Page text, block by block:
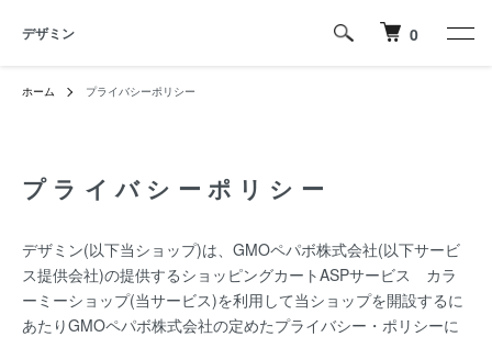
デザミン 0
ホーム プライバシーポリシー
プライバシーポリシー
デザミン(以下当ショップ)は、 GMOペパボ株式会社(以下サービ
ス提供会社)の提供するショッピングカートASPサービス カラ
ーミーショップ(当サービス)を利用して当ショップを開設するに
あたりGMOペパボ株式会社の定めたプライバシー・ポリシーに